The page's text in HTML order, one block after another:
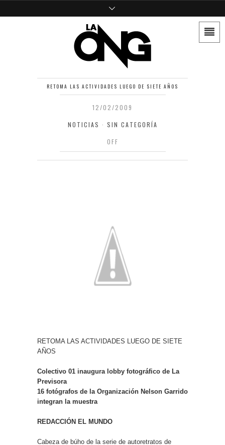
RETOMA LAS ACTIVIDADES LUEGO DE SIETE AÑOS
12/02/2009
NOTICIAS · SIN CATEGORÍA
OFF
RETOMA LAS ACTIVIDADES LUEGO DE SIETE
AÑOS
Colectivo 01 inaugura lobby fotográfico de La
Previsora
16 fotógrafos de la Organización Nelson Garrido
integran la muestra
REDACCIÓN EL MUNDO
Cabeza de búho de la serie de autoretratos de